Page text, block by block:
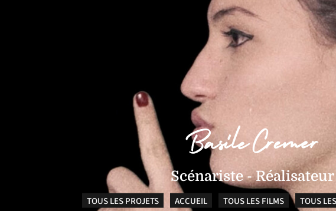
Scénariste - Réalisateur
TOUS LES PROJETS ACCUEIL TOUS LES FILMS TOUS